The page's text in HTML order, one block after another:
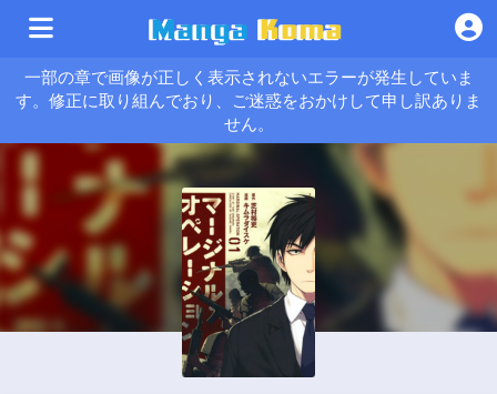
一部の章で画像が正しく表示されないエラーが発生していま
す。修正に取り組んでおり、ご迷惑をおかけして申し訳ありま
せん。